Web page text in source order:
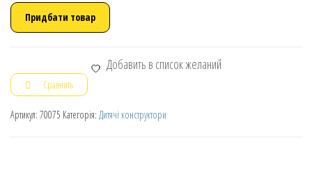
Придбати товар
Добавить в список желаний
Сравнить
Артикул: 70075 Категорія: Дитячі конструктори